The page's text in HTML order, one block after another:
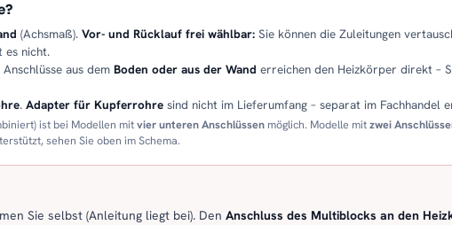
(Achsmaß). Vor- und Rücklauf frei wählbar: Sie können die Zuleitungen
es nicht.
Anschlüsse aus dem Boden oder aus der Wand erreichen den Heizkörper direkt –
. Adapter für Kupferrohre sind nicht im Lieferumfang – separat im Fachhandel
ist bei Modellen mitvier unteren Anschlüssen möglich. Modelle mitzwei
sehen Sie oben im Schema.
Sie selbst (Anleitung liegt bei). Den Anschluss des Multiblocks an den